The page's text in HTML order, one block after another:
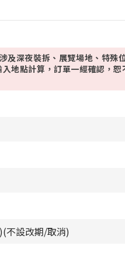
及深夜裝拆、展覽場地、特殊
地點計算，訂單一經確認，